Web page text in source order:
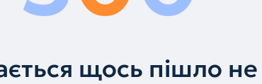
щось пішло не